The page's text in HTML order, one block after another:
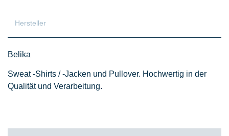
Hersteller
Belika
Sweat -Shirts / -Jacken und Pullover. Hochwertig in der
Qualität und Verarbeitung.